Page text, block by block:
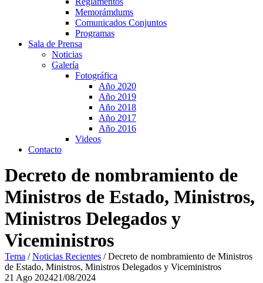
Memorámdums
Comunicados Conjuntos
Programas
Sala de Prensa
Noticias
Galería
Fotográfica
Año 2020
Año 2019
Año 2018
Año 2017
Año 2016
Videos
Contacto
Decreto de nombramiento de
Ministros de Estado, Ministros,
Ministros Delegados y
Viceministros
Tema /Noticias Recientes /Decreto de nombramiento de Ministros
de Estado, Ministros, Ministros Delegados y Viceministros
21 Ago 202421/08/2024